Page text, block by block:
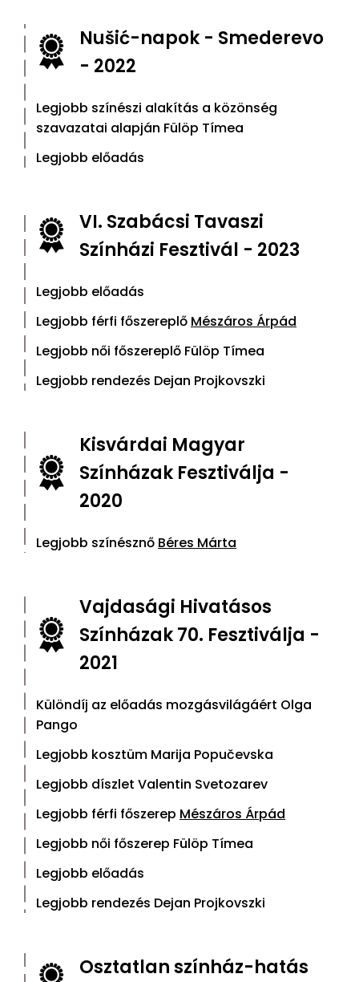
Nušić-napok - Smederevo
- 2022
Legjobb színészi alakítás a közönség
szavazatai alapján Fülöp Tímea
Legjobb előadás
VI. Szabácsi Tavaszi
Színházi Fesztivál - 2023
Legjobb előadás
Legjobb férfi főszereplő Mészáros Árpád
Legjobb női főszereplő Fülöp Tímea
Legjobb rendezés Dejan Projkovszki
Kisvárdai Magyar
Színházak Fesztiválja -
2020
Legjobb színésznő Béres Márta
Vajdasági Hivatásos
Színházak 70. Fesztiválja -
2021
Különdíj az előadás mozgásvilágáért Olga
Pango
Legjobb kosztüm Marija Popučevska
Legjobb díszlet Valentin Svetozarev
Legjobb férfi főszerep Mészáros Árpád
Legjobb női főszerep Fülöp Tímea
Legjobb előadás
Legjobb rendezés Dejan Projkovszki
Osztatlan színház-hatás